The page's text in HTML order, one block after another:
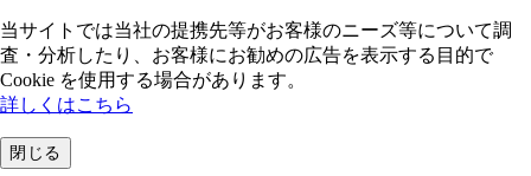
当サイトでは当社の提携先等がお客様のニーズ等について調
査・分析したり、お客様にお勧めの広告を表⽰する⽬的で
Cookie を使⽤する場合があります。
詳しくはこちら
閉じる